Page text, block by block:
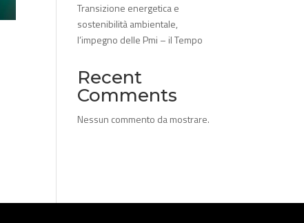
Transizione energetica e
sostenibilità ambientale,
l’impegno delle Pmi – il Tempo
Recent
Comments
Nessun commento da mostrare.